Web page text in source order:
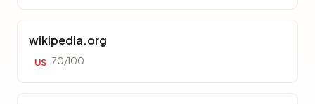
wikipedia.org
US 70/100